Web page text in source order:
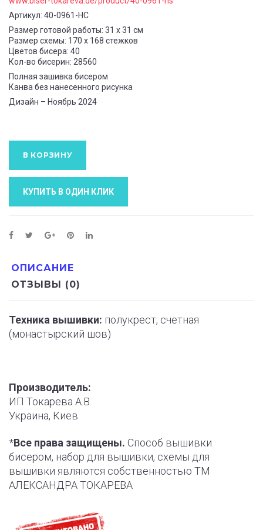
Артикул: 40-0961-НС
Размер готовой работы: 31 x 31 см
Размер схемы: 170 x 168 стежков
Цветов бисера: 40
Кол-во бисерин: 28560
Полная зашивка бисером
Канва без нанесенного рисунка
Дизайн – Ноябрь 2024
В КОРЗИНУ
КУПИТЬ В ОДИН КЛИК
ОПИСАНИЕ
ОТЗЫВЫ (0)
Техника вышивки: полукрест, счетная
(монастырский шов)
Производитель:
ИП Токарева А.В.
Украина, Киев
*Все права защищены. Способ вышивки
бисером, набор для вышивки, схемы для
вышивки являются собственностью ТМ
АЛЕКСАНДРА ТОКАРЕВА